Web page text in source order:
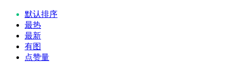
默认排序
最热
最新
有图
点赞量